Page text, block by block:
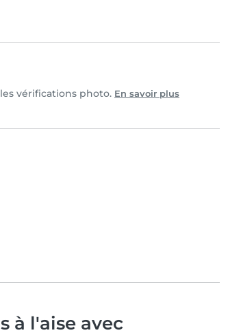
vérifications photo. En savoir plus
à l'aise avec